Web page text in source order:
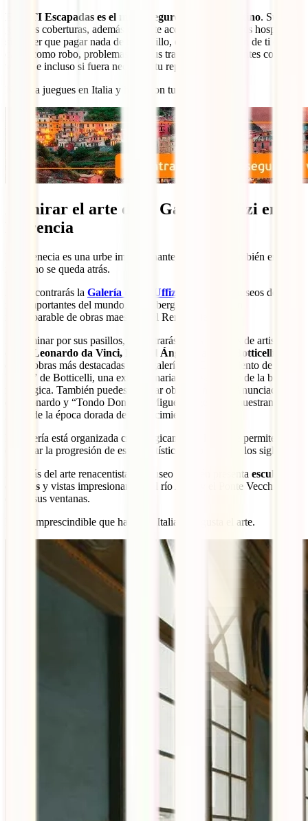
El IATI Escapadas es el mejor seguro para este destino. Sus
grandes coberturas, además de darte acceso a los mejores hospitales
sin tener que pagar nada de tu bolsillo, cuidarán también de ti en
casos como robo, problemas con tus transportes, incidentes con tus
vuelos e incluso si fuera necesaria tu repatriación.
No te la juegues en Italia y hazte con tu seguro aquí:
Admirar el arte de la Galería Uffizi en
Florencia
Y si Venecia es una urbe impresionante,
, también en el
norte, no se queda atrás.
Allí encontrarás la Galería de los Uffizi
, uno de los museos de arte
más importantes del mundo, que alberga una colección
incomparable de obras maestras del Renacimiento.
Al caminar por sus pasillos, encontrarás obras icónicas de artistas
Leonardo da Vinci, Miguel Ángel, Rafael y Botticelli
de las obras más destacadas de la galería es “El nacimiento de
Venus” de Botticelli, una extraordinaria representación de la belleza
mitológica. También puedes admirar obras como la “Anunciación”
de Leonardo y “Tondo Doni” de Miguel Ángel, que muestran el
genio de la época dorada del Renacimiento.
La galería está organizada cronológicamente, lo que te permite
observar la progresión de estilos artísticos a lo largo de los siglos.
Además del arte renacentista, el museo también presenta esculturas
clásicas y vistas impresionantes del río Arno y el Ponte Vecchio
desde sus ventanas.
Es un imprescindible que hacer en Italia si te gusta el arte.